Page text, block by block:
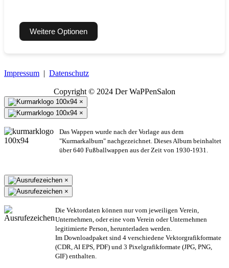
Weitere Optionen
Impressum | Datenschutz
Copyright © 2024 Der WaPPenSalon
×
×
Das Wappen wurde nach der Vorlage aus dem
"Kurmarkalbum" nachgezeichnet. Dieses Album beinhaltet
über 640 Fußballwappen aus der Zeit von 1930-1931.
×
×
Die Vektordaten können nur vom jeweiligen Verein,
Unternehmen, oder eine vom Verein oder Unternehmen
legitimierte Person, herunterladen werden.
Im Downloadpaket sind 4 verschiedene Vektorgrafikformate
(CDR, AI EPS, PDF) und 3 Pixelgrafikformate (JPG, PNG,
GIF) enthalten.